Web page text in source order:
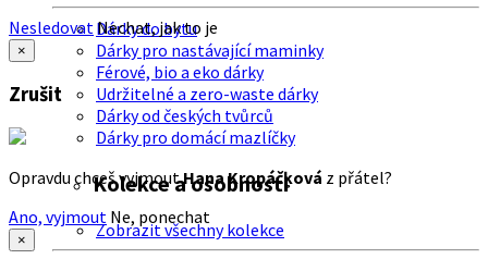
Dárky do bytu
Dárky pro nastávající maminky
Férové, bio a eko dárky
Udržitelné a zero-waste dárky
Dárky od českých tvůrců
Dárky pro domácí mazlíčky
Kolekce a osobnosti
Zobrazit všechny kolekce
Nesledovat Nechat, jak to je
×
Zrušit
Opravdu chceš vyjmoutHana Kropáčķová z přátel?
Ano, vyjmout Ne, ponechat
×